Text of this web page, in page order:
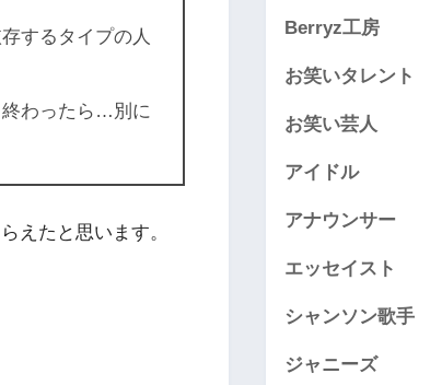
するタイプの人
終わったら…別に
えたと思います。
Berryz工房
お笑いタレント
お笑い芸人
アイドル
アナウンサー
エッセイスト
シャンソン歌手
ジャニーズ